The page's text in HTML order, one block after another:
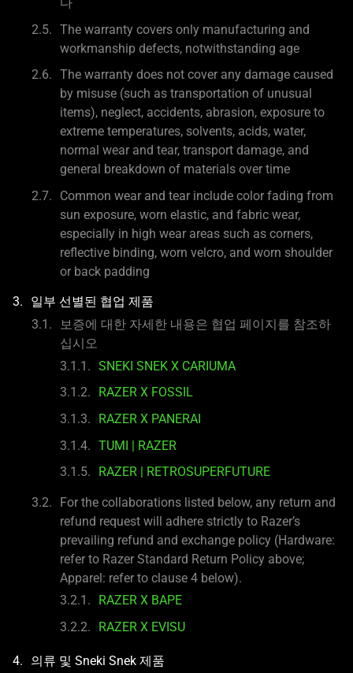
The warranty covers only manufacturing and
workmanship defects, notwithstanding age
The warranty does not cover any damage caused
by misuse (such as transportation of unusual
items), neglect, accidents, abrasion, exposure to
extreme temperatures, solvents, acids, water,
normal wear and tear, transport damage, and
general breakdown of materials over time
Common wear and tear include color fading from
sun exposure, worn elastic, and fabric wear,
especially in high wear areas such as corners,
reflective binding, worn velcro, and worn shoulder
or back padding
일부 선별된 협업 제품
보증에 대한 자세한 내용은 협업 페이지를 참조하
십시오
SNEKI SNEK X CARIUMA
RAZER X FOSSIL
RAZER X PANERAI
TUMI | RAZER
RAZER | RETROSUPERFUTURE
For the collaborations listed below, any return and
refund request will adhere strictly to Razer’s
prevailing refund and exchange policy (Hardware:
refer to Razer Standard Return Policy above;
Apparel: refer to clause 4 below).
RAZER X BAPE
RAZER X EVISU
의류 및 Sneki Snek 제품